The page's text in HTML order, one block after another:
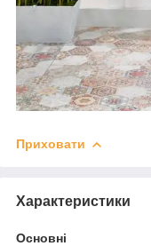
Приховати
Характеристики
Основні